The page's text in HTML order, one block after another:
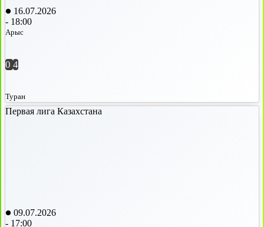
16.07.2026
- 18:00
Арыс
0 4
Туран
Первая лига Казахстана
09.07.2026
- 17:00